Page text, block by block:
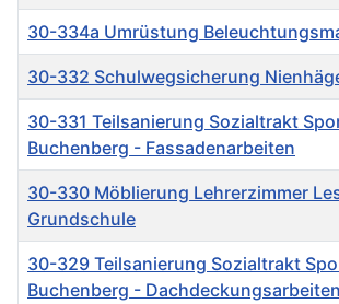
30-334a Umrüstung
30-332 Schulwegsicherung
30-331 Teilsanierung Sozialtrakt
Buchenberg - Fassadenarbeiten
30-330 Möblierung Lehrerzimmer
Grundschule
30-329 Teilsanierung Sozialtrakt
Buchenberg - Dachdeckungsarbeiten